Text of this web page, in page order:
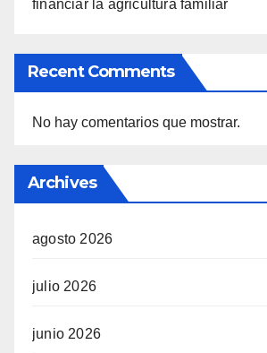
financiar la agricultura familiar
Recent Comments
No hay comentarios que mostrar.
Archives
agosto 2026
julio 2026
junio 2026